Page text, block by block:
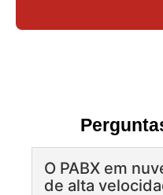
O PABX em
de alta